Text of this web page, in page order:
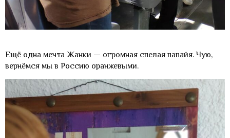
Ещё одна мечта Жанки — огромная спелая папайя. Чую,
вернёмся мы в Россию оранжевыми.